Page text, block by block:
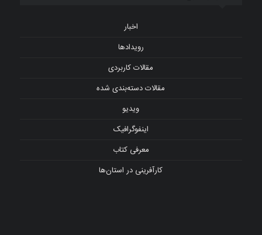
اخبار
رویدادها
مقالات کاربردی
مقالات دسته‌بندی شده
ویدیو
اینفوگرافیک
معرفی کتاب
کارآفرینی در استان‌ها